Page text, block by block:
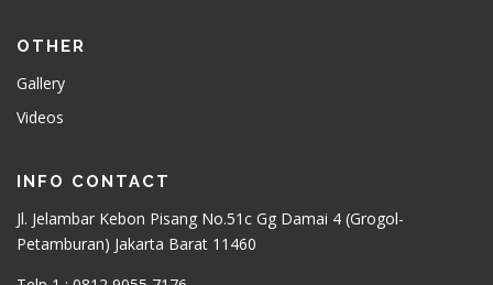
OTHER
Gallery
Videos
INFO CONTACT
Jl. Jelambar Kebon Pisang No.51c Gg Damai 4 (Grogol-
Petamburan) Jakarta Barat 11460